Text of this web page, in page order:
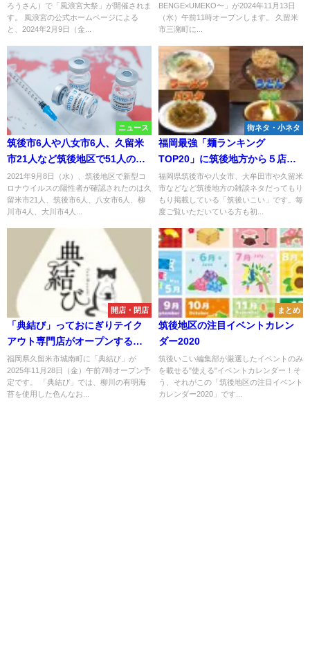
（大川市）
ろうさん）で「風浪宮大祭」が開催されま
す。 風浪宮の公式ホームページによる
と、2024年2月9日（金...
ラボ店が開店！
BENGE×UMEKO〜」が2024年11月13日
（水）午前11時オープンします。 久留米
市三潴町に...
ニュース
筑後市6人や八女市6人、久留米
市21人など筑後地区で51人の新
型コロナ感染者 県内572人【9
月8日】
2021年9月8日（水）、筑後地区で新型コ
ロナウイルスの陽性者が確認されたのは久
留米市21人、筑後市6人、八女市6人、柳
川市4人、大川市4人...
街ネタ・小ネタ
福岡最強「麺ランキング
TOP20」に筑後地方から５店も
ランクインしてた（2026年2月）
福岡県筑後市や八女市、大牟田市や久留米
市などなど筑後地方の雑談ネタだってもり
もり掲載している「筑後いこい」です。毎
度ご覧いただいている方も初...
開店・閉店
「典結び」っておにぎりテイク
アウト専門店がオープンするみ
たい。11月28日予定
福岡県久留米市城南町に「典結び」が
2025年11月28日（金）午前7時オープン予
定です。 「典結び」では、柳川の有明海
苔を使用した色んなお...
まとめ
筑後地区の注目イベントカレン
ダー2020
筑後いこい編集部が厳選したイベントのみ
を載せる"使える"イベントカレンダー！そ
う、それがこの「筑後地区の注目イベント
カレンダー2020」です...